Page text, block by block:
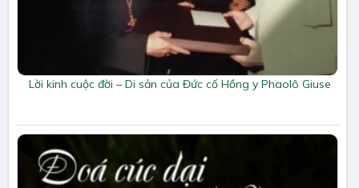
Lời kinh cuộc đời – Di sản của Đức cố Hồng y Phaolô Giuse